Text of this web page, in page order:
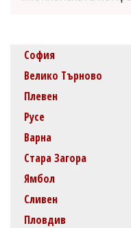
София
Велико Търново
Плевен
Русе
Варна
Стара Загора
Ямбол
Сливен
Пловдив